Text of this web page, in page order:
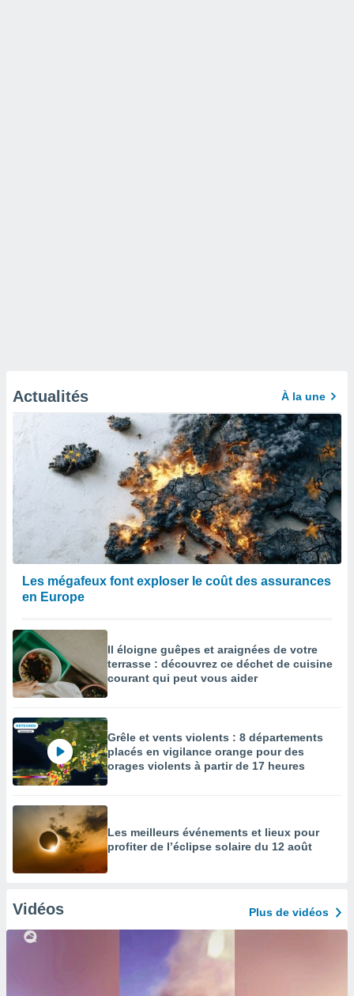
Actualités À la une
Les mégafeux font exploser le coût des assurances
en Europe
Il éloigne guêpes et araignées de votre
terrasse : découvrez ce déchet de cuisine
courant qui peut vous aider
Grêle et vents violents : 8 départements
placés en vigilance orange pour des
orages violents à partir de 17 heures
Les meilleurs événements et lieux pour
profiter de l’éclipse solaire du 12 août
Vidéos Plus de vidéos